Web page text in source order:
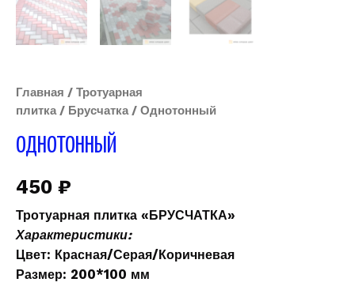
Главная / Тротуарная
плитка/ Брусчатка/ Однотонный
ОДНОТОННЫЙ
450 ₽
Тротуарная плитка «БРУСЧАТКА»
Характеристики:
Цвет: Красная/Серая/Коричневая
Размер: 200*100 мм